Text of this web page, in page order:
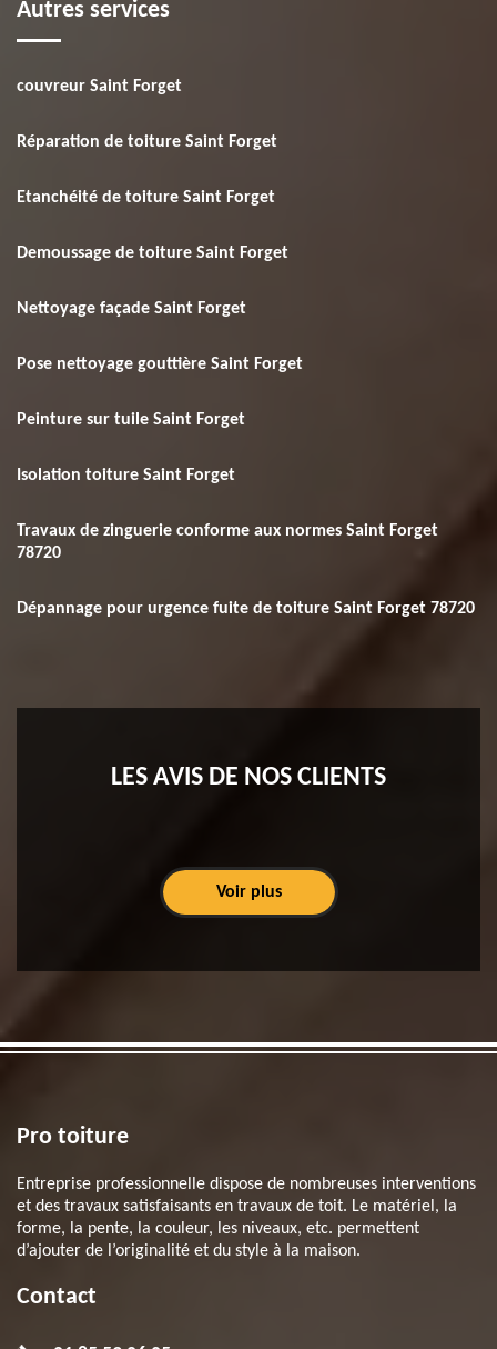
Autres services
couvreur Saint Forget
Réparation de toiture Saint Forget
Etanchéité de toiture Saint Forget
Demoussage de toiture Saint Forget
Nettoyage façade Saint Forget
Pose nettoyage gouttière Saint Forget
Peinture sur tuile Saint Forget
Isolation toiture Saint Forget
Travaux de zinguerie conforme aux normes Saint Forget
78720
Dépannage pour urgence fuite de toiture Saint Forget 78720
LES AVIS DE NOS CLIENTS
Voir plus
Pro toiture
Entreprise professionnelle dispose de nombreuses interventions
et des travaux satisfaisants en travaux de toit. Le matériel, la
forme, la pente, la couleur, les niveaux, etc. permettent
d’ajouter de l’originalité et du style à la maison.
Contact